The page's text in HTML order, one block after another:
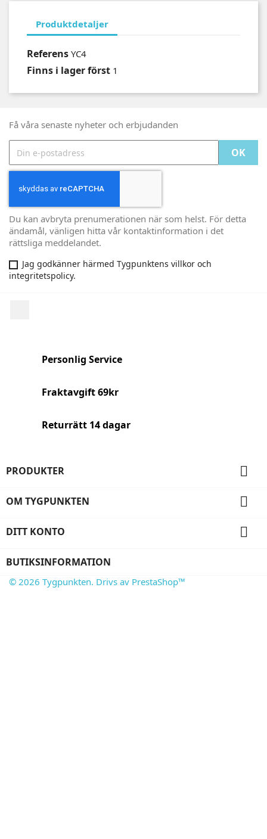
Produktdetaljer
Referens YC4
Finns i lager först 1
Få våra senaste nyheter och erbjudanden
Du kan avbryta prenumerationen när som helst. För detta
ändamål, vänligen hitta vår kontaktinformation i det
rättsliga meddelandet.
Jag godkänner härmed Tygpunktens villkor och
integritetspolicy.
Personlig Service
Fraktavgift 69kr
Returrätt 14 dagar
PRODUKTER 
OM TYGPUNKTEN 
DITT KONTO 
BUTIKSINFORMATION
© 2026 Tygpunkten. Drivs av PrestaShop™